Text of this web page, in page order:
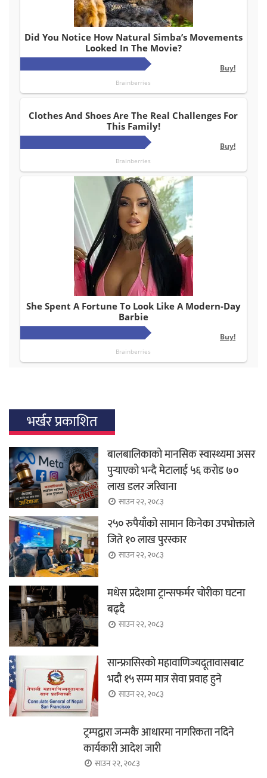
भर्खर प्रकाशित
बालबालिकाको मानसिक स्वास्थ्यमा असर
पुर्‍याएको भन्दै मेटालाई ५६ करोड ७०
लाख डलर जरिवाना
साउन २२, २०८३
२५० रुपैयाँको सामान किनेका उपभोक्ताले
जिते १० लाख पुरस्कार
साउन २२, २०८३
मधेस प्रदेशमा ट्रान्सफर्मर चोरीका घटना
बढ्दै
साउन २२, २०८३
सान्फ्रासिस्को महावाणिज्यदूतावासबाट
भदौ १५ सम्म मात्र सेवा प्रवाह हुने
साउन २२, २०८३
ट्रम्पद्वारा जन्मकै आधारमा नागरिकता नदिने
कार्यकारी आदेश जारी
साउन २२, २०८३